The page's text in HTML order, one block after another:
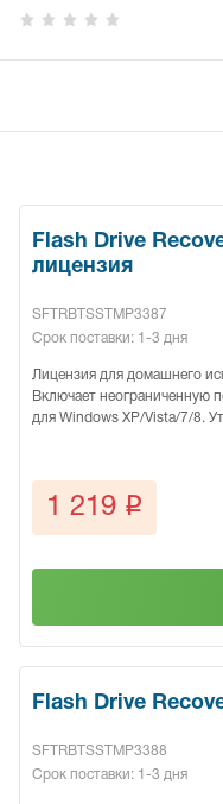
Flash Drive
лицензия
SFTRBTSSTMP3387
Срок поставки: 1-3 дня
Лицензия для домашнего
Включает неограниченную
для Windows XP/Vista/7/8.
1 219 q
Flash Drive
SFTRBTSSTMP3388
Срок поставки: 1-3 дня